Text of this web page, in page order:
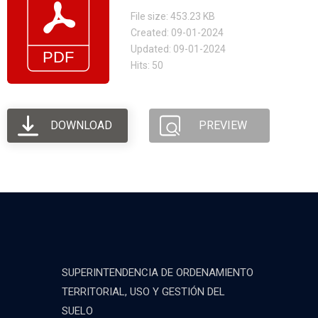
File size: 453.23 KB
Created: 09-01-2024
Updated: 09-01-2024
Hits: 50
DOWNLOAD PREVIEW
SUPERINTENDENCIA DE ORDENAMIENTO
TERRITORIAL, USO Y GESTIÓN DEL
SUELO